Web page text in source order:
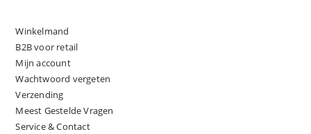
Winkelmand
B2B voor retail
Mijn account
Wachtwoord vergeten
Verzending
Meest Gestelde Vragen
Service & Contact